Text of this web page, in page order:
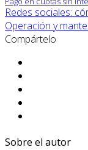
Redes sociales:
Operación y
Compártelo
Sobre el autor